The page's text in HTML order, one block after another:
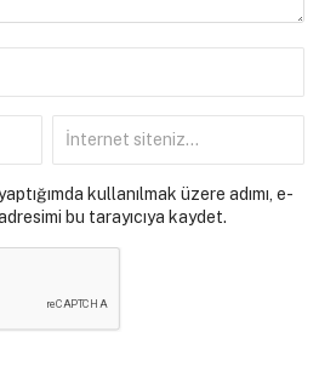
kullanılmak üzere adımı, e-
bu tarayıcıya kaydet.